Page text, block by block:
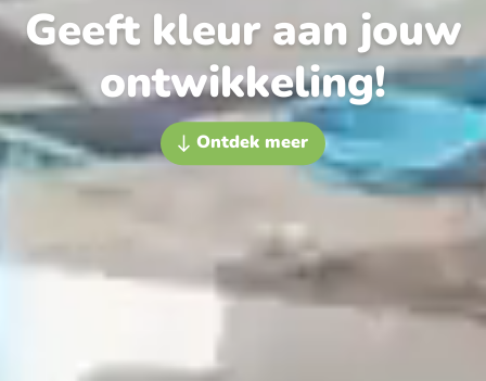
Geeft kleur aan jouw
ontwikkeling!
Ontdek meer